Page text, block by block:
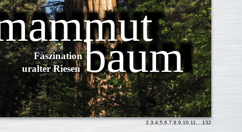
baum
Faszination
uralter Riesen
2 3 4, 5, 6 7 8 9 10, 11
132